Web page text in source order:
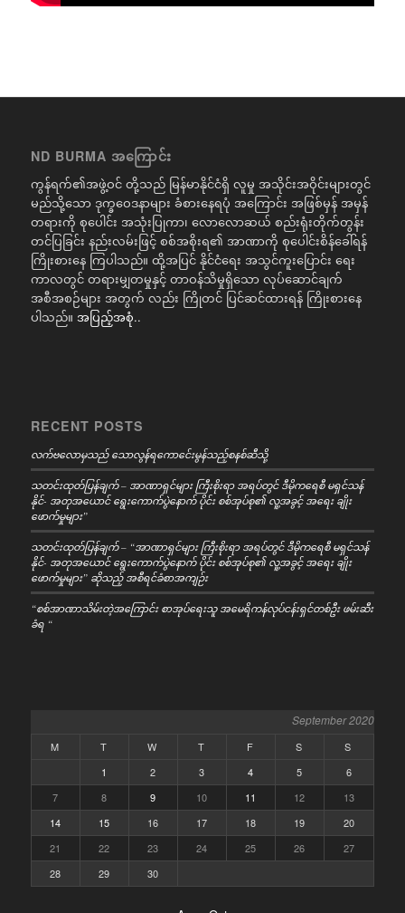
ND BURMA အကြောင်း
ကွန်ရက်၏အဖွဲ့ဝင် တို့သည် မြန်မာနိုင်ငံရှိ လူမှု အသိုင်းအဝိုင်းများတွင်
မည်သို့သော ဒုက္ခဝေဒနာများ ခံစားနေရပုံ အကြောင်း အဖြစ်မှန် အမှန်
တရားကို စုပေါင်း အသုံးပြုကာ၊ လောလောဆယ် စည်းရုံးတိုက်တွန်း
တင်ပြခြင်း နည်းလမ်းဖြင့် စစ်အစိုးရ၏ အာဏာကို စုပေါင်းစိန်ခေါ်ရန်
ကြိုးစားနေ ကြပါသည်။ ထို့အပြင် နိုင်ငံရေး အသွင်ကူးပြောင်း ရေး
ကာလတွင် တရားမျှတမှုနှင့် တာဝန်သိမှုရှိသော လုပ်ဆောင်ချက်
အစီအစဉ်များ အတွက် လည်း ကြိုတင် ပြင်ဆင်ထားရန် ကြိုးစားနေ
ပါသည်။ အပြည့်အစုံ..
RECENT POSTS
လက်ဗလောမှသည် သောလွန်ရကောင်ေးမွန်သည့်စနစ်ဆီသို့
သတင်းထုတ်ပြန်ချက် – အာဏာရှင်များ ကြီးစိုးရာ အရပ်တွင် ဒီမိုကရေစီ မရှင်သန်
နိုင်- အတုအယောင် ရွေးကောက်ပွဲနောက် ပိုင်း စစ်အုပ်စု၏ လူ့အခွင့် အရေး ချိုး
ဖောက်မှုများ”
သတင်းထုတ်ပြန်ချက် – “အာဏာရှင်များ ကြီးစိုးရာ အရပ်တွင် ဒီမိုကရေစီ မရှင်သန်
နိုင်- အတုအယောင် ရွေးကောက်ပွဲနောက် ပိုင်း စစ်အုပ်စု၏ လူ့အခွင့် အရေး ချိုး
ဖောက်မှုများ” ဆိုသည့် အစီရင်ခံစာအကျဉ်း
“စစ်အာဏာသိမ်းတဲ့အကြောင်း စာအုပ်ရေးသူ အမေရိကန်လုပ်ငန်းရှင်တစ်ဦး ဖမ်းဆီး
ခံရ “
September 2020
M T W T F S
S
1
2 3 4 5
6
7
8 9 10 11 12
13
14
15 16 17 18 19
20
21
22 23 24 25 26
27
28
29 30